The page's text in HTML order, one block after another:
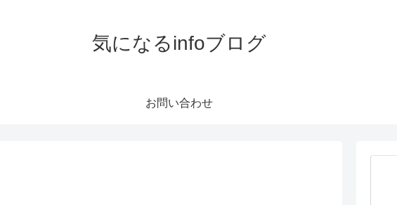
気になるinfoブログ
お問い合わせ